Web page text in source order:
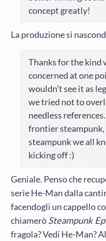
concept greatly!
La produzione si
Thanks for the kind
concerned at one
wouldn’t see it as
we tried not to
needless
frontier steampunk,
steampunk we all
kicking off :)
Geniale. Penso che
serie He-Man dalla
facendogli un cappello
chiameròSteampunk
fragola? Vedi He-Man?